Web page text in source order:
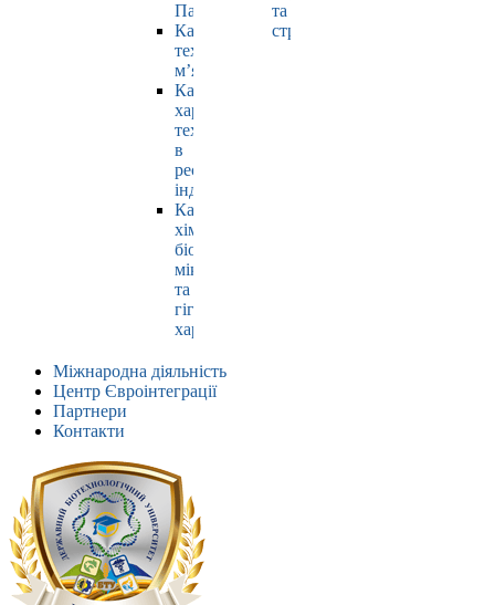
Павлюк
Кафедра
технології
м’яса
Кафедра
харчових
технологій
в
ресторанній
індустрії
Кафедра
хімії,
біохімії,
мікробіології
та
гігієни
харчування
та
страхування
Міжнародна діяльність
Центр Євроінтеграції
Партнери
Контакти